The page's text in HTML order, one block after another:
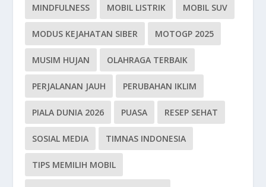
MINDFULNESS MOBIL LISTRIK MOBIL SUV
MODUS KEJAHATAN SIBER MOTOGP 2025
MUSIM HUJAN OLAHRAGA TERBAIK
PERJALANAN JAUH PERUBAHAN IKLIM
PIALA DUNIA 2026 PUASA RESEP SEHAT
SOSIAL MEDIA TIMNAS INDONESIA
TIPS MEMILIH MOBIL